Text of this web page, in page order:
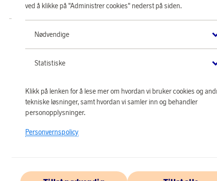
ved å klikke på "Administrer cookies" nederst på siden.
Nødvendige
Statistiske
Klikk på lenken for å lese mer om hvordan vi bruker cookies og
tekniske løsninger, samt hvordan vi samler inn og behandler
personopplysninger.
Personvernspolicy
forbeholdt.